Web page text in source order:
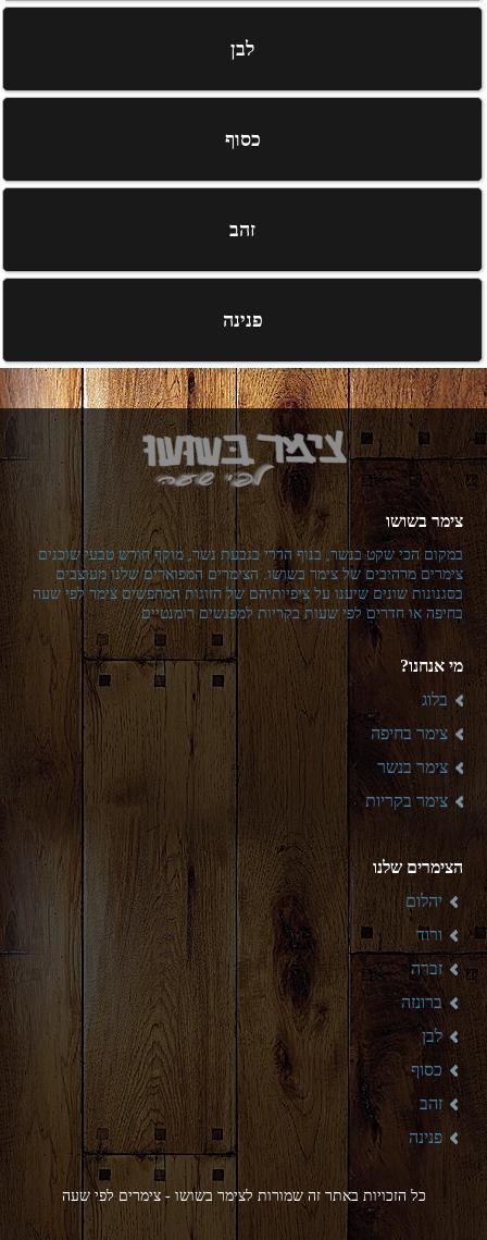
לבן
כסוף
זהב
פנינה
צימר בשושו
במקום הכי שקט בנשר, בנוף הררי בגבעת נשר, מוקף חורש טבעי שוכנים
צימרים מרהיבים של צימר בשושו. הצימרים המפוארים שלנו מעוצבים
בסגנונות שונים שיענו על ציפיותיהם של הזוגות המחפשים צימר לפי שעה
בחיפה או חדרים לפי שעות בקריות למפגשים רומנטיים.
מי אנחנו?
בלוג
צימר בחיפה
צימר בנשר
צימר בקריות
הצימרים שלנו
יהלום
ורוד
זברה
ברונזה
לבן
כסוף
זהב
פנינה
כל הזכויות באתר זה שמורות לצימר בשושו - צימרים לפי שעה